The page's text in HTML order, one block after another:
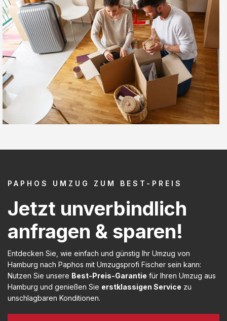
PAPHOS UMZUG ZUM BEST-PREIS
Jetzt unverbindlich
anfragen & sparen!
Entdecken Sie, wie einfach und günstig Ihr Umzug von
Hamburg nach Paphos mit Umzugsprofi Fischer sein kann:
Nutzen Sie unsere Best-Preis-Garantie für Ihren Umzug aus
Hamburg und genießen Sie erstklassigen Service zu
unschlagbaren Konditionen.